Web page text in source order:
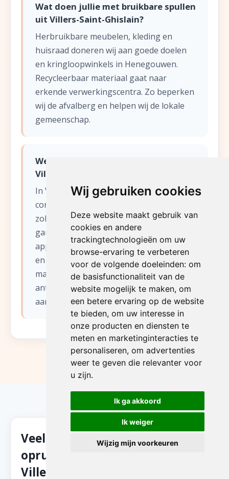
Wij gebruiken cookies
Deze website maakt gebruik van
cookies en andere
trackingtechnologieën om uw
browse-ervaring te verbeteren
voor de volgende doeleinden: om
de basisfunctionaliteit van de
website mogelijk te maken, om
een betere ervaring op de website
te bieden, om uw interesse in
onze producten en diensten te
meten en marketinginteracties te
personaliseren, om advertenties
weer te geven die relevanter voor
u zijn.
Ik ga akkoord
Ik weiger
Wijzig mijn voorkeuren
Wat doen jullie met bruikbare spullen
uit Villers-Saint-Ghislain?
Herbruikbare meubelen, kleding en
huisraad doneren wij aan goede doelen
en kringloopwinkels in Henegouwen.
Recycleerbaar materiaal gaat naar
erkende verwerkingscentra. Zo beperken
wij de afvalberg en helpen wij de lokale
gemeenschap.
Welke diensten bieden jullie aan in
Villers-Saint-Ghislain?
In Villers-Saint-Ghislain verzorgen wij
complete woningontruimingen,
zolderopruimingen, kelderopruimingen,
garageontruimingen,
appartementontruimingen, verhuizingen,
en het leegmaken van winkels en
magazijnen. Wij bieden ook
antiekherkenning en waardebepaling
aan.
Veelgestelde vragen over
opruimen van uw garage in
Villers-Saint-Ghislain